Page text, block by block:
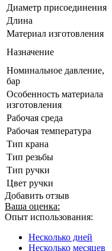
Диаметр присоединения
Длина
Материал изготовления
Назначение
Номинальное давление,
бар
Особенность материала
изготовления
Рабочая среда
Рабочая температура
Тип крана
Тип резьбы
Тип ручки
Цвет ручки
Добавить отзыв
Ваша оценка:
Опыт использования:
Несколько дней
Несколько месяцев